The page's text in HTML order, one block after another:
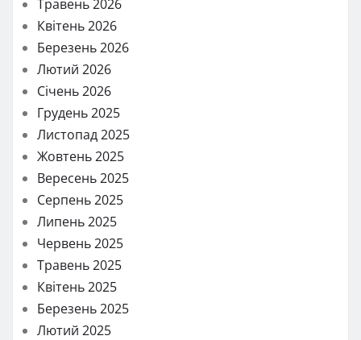
Травень 2026
Квітень 2026
Березень 2026
Лютий 2026
Січень 2026
Грудень 2025
Листопад 2025
Жовтень 2025
Вересень 2025
Серпень 2025
Липень 2025
Червень 2025
Травень 2025
Квітень 2025
Березень 2025
Лютий 2025